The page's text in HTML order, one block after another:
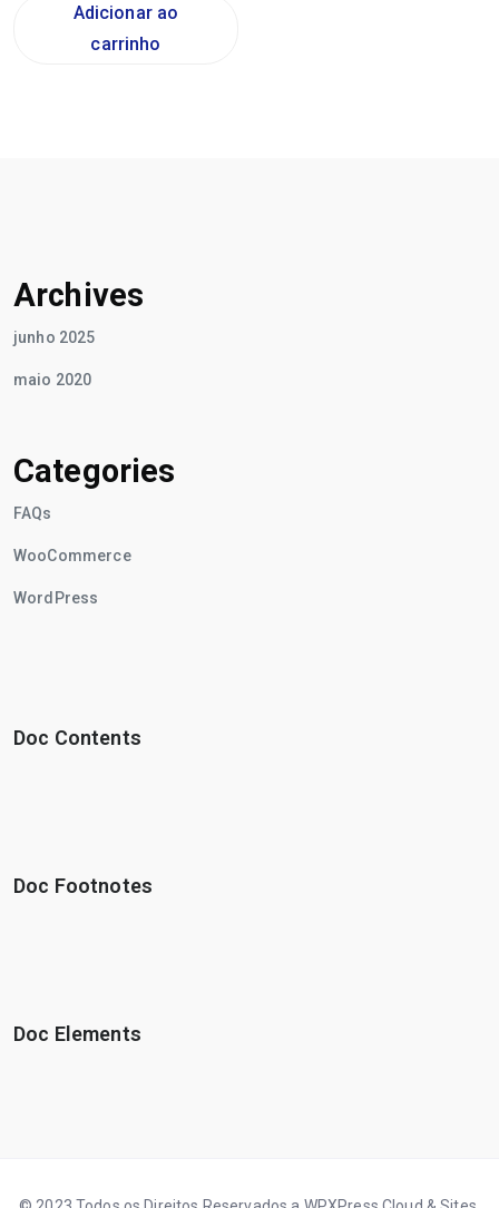
Adicionar ao
carrinho
Archives
junho 2025
maio 2020
Categories
FAQs
WooCommerce
WordPress
Doc Contents
Doc Footnotes
Doc Elements